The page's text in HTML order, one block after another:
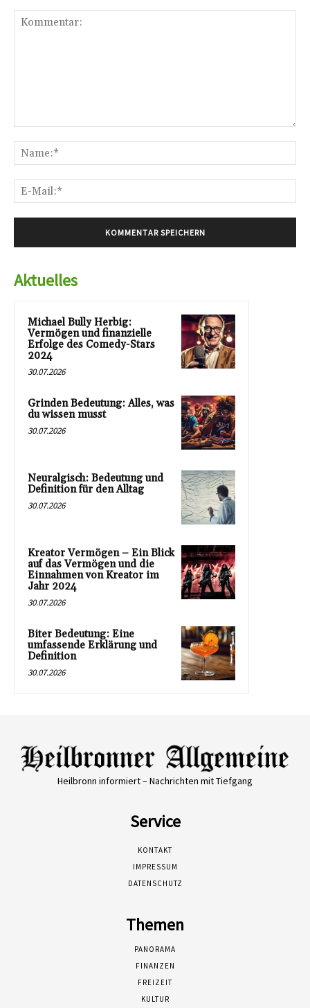
Aktuelles
Michael Bully Herbig:
Vermögen und finanzielle
Erfolge des Comedy-Stars
2024
30.07.2026
Grinden Bedeutung: Alles, was
du wissen musst
30.07.2026
Neuralgisch: Bedeutung und
Definition für den Alltag
30.07.2026
Kreator Vermögen – Ein Blick
auf das Vermögen und die
Einnahmen von Kreator im
Jahr 2024
30.07.2026
Biter Bedeutung: Eine
umfassende Erklärung und
Definition
30.07.2026
Heilbronn informiert – Nachrichten mit Tiefgang
Service
KONTAKT
IMPRESSUM
DATENSCHUTZ
Themen
PANORAMA
FINANZEN
FREIZEIT
KULTUR